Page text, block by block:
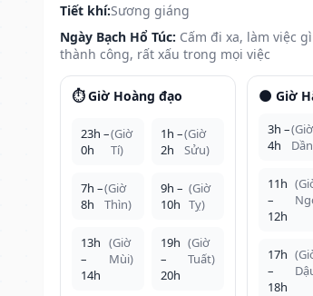
Tiết khí:Sương giáng
Ngày Bạch Hổ Túc: Cấm đi xa, làm việc
thành công, rất xấu trong mọi việc
⏱️ Giờ Hoàng đạo
23h –
0h
(Giờ
Tí)
1h –
2h
(Giờ
Sửu)
7h –
8h
(Giờ
Thìn)
9h –
10h
(Giờ
Tỵ)
13h
–
14h
(Giờ
Mùi)
19h
–
20h
(Giờ
Tuất)
🌑 Giờ
3h –
4h
(Giờ
11h
–
12h
17h
–
18h